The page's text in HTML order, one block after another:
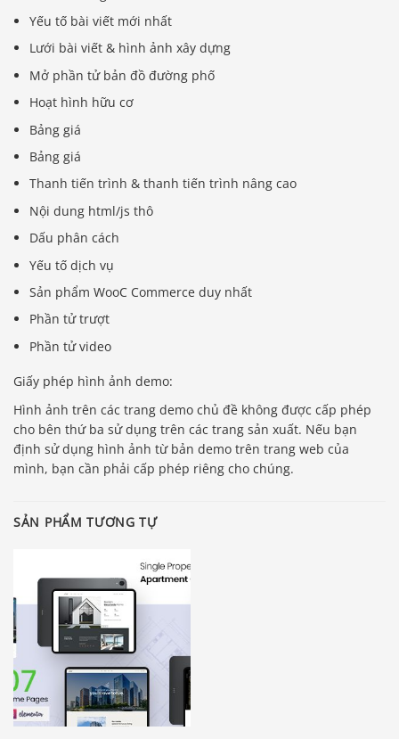
Yếu tố bài viết mới nhất
Lưới bài viết & hình ảnh xây dựng
Mở phần tử bản đồ đường phố
Hoạt hình hữu cơ
Bảng giá
Bảng giá
Thanh tiến trình & thanh tiến trình nâng cao
Nội dung html/js thô
Dấu phân cách
Yếu tố dịch vụ
Sản phẩm WooC Commerce duy nhất
Phần tử trượt
Phần tử video
Giấy phép hình ảnh demo:
Hình ảnh trên các trang demo chủ đề không được cấp phép
cho bên thứ ba sử dụng trên các trang sản xuất. Nếu bạn
định sử dụng hình ảnh từ bản demo trên trang web của
mình, bạn cần phải cấp phép riêng cho chúng.
SẢN PHẨM TƯƠNG TỰ